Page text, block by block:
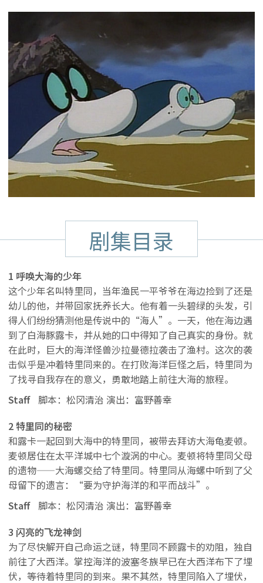
剧集目录
1 呼唤大海的少年
这个少年名叫特里同，当年渔民一平爷爷在海边捡到了还是
幼儿的他，并带回家抚养长大。他有着一头碧绿的头发，引
得人们纷纷猜测他是传说中的“海人”。一天，他在海边遇
到了白海豚露卡，并从她的口中得知了自己真实的身份。就
在此时，巨大的海洋怪兽沙拉曼德拉袭击了渔村。这次的袭
击似乎是冲着特里同来的。在打败海洋巨怪之后，特里同为
了找寻自我存在的意义，勇敢地踏上前往大海的旅程。
Staff
脚本：松冈清治 演出：富野善幸
2 特里同的秘密
和露卡一起回到大海中的特里同，被带去拜访大海龟麦顿。
麦顿居住在太平洋城中七个漩涡的中心。麦顿将特里同父母
的遗物——大海螺交给了特里同。特里同从海螺中听到了父
母留下的遗言：“要为守护海洋的和平而战斗”。
Staff
脚本：松冈清治 演出：富野善幸
3 闪亮的飞龙神剑
为了尽快解开自己命运之谜，特里同不顾露卡的劝阻，独自
前往了大西洋。掌控海洋的波塞冬族早已在大西洋布下了埋
伏，等待着特里同的到来。果不其然，特里同陷入了埋伏，